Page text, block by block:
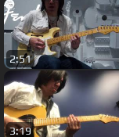
2:51
3:19